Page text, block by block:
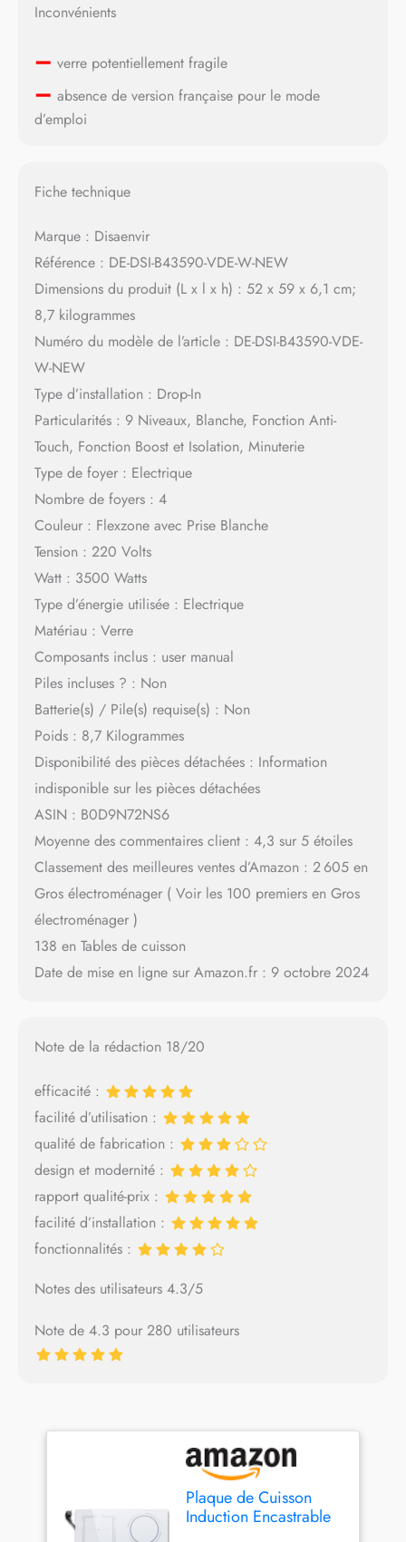
Inconvénients
– verre potentiellement fragile
– absence de version française pour le mode
d’emploi
Fiche technique
Marque : Disaenvir
Référence : DE-DSI-B43590-VDE-W-NEW
Dimensions du produit (L x l x h) : 52 x 59 x 6,1 cm;
8,7 kilogrammes
Numéro du modèle de l’article : DE-DSI-B43590-VDE-
W-NEW
Type d’installation : Drop-In
Particularités : 9 Niveaux, Blanche, Fonction Anti-
Touch, Fonction Boost et Isolation, Minuterie
Type de foyer : Electrique
Nombre de foyers : 4
Couleur : Flexzone avec Prise Blanche
Tension : 220 Volts
Watt : 3500 Watts
Type d’énergie utilisée : Electrique
Matériau : Verre
Composants inclus : user manual
Piles incluses ? : Non
Batterie(s) / Pile(s) requise(s) : Non
Poids : 8,7 Kilogrammes
Disponibilité des pièces détachées : Information
indisponible sur les pièces détachées
ASIN : B0D9N72NS6
Moyenne des commentaires client : 4,3 sur 5 étoiles
Classement des meilleures ventes d’Amazon : 2 605 en
Gros électroménager ( Voir les 100 premiers en Gros
électroménager )
138 en Tables de cuisson
Date de mise en ligne sur Amazon.fr : 9 octobre 2024
Note de la rédaction 18/20
efficacité :
facilité d’utilisation :
qualité de fabrication :
design et modernité :
rapport qualité-prix :
facilité d’installation :
fonctionnalités :
Notes des utilisateurs 4.3/5
Note de 4.3 pour 280 utilisateurs
Plaque de Cuisson
Induction Encastrable